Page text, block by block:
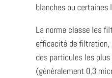
blanches ou certaines
La norme classe les
efficacité de filtration,
des particules les
(généralement 0,3